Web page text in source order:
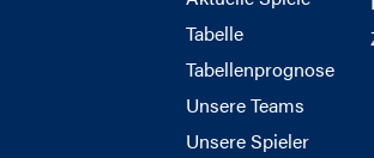
Tabelle
Tabellenprognose
Unsere Teams
Unsere Spieler